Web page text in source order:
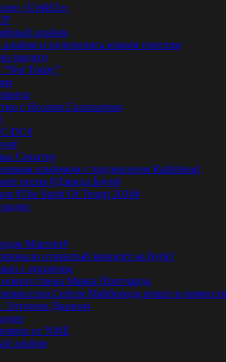
«Up&Up»
альбом
альбом и поделились новым синглом
(видео)
“Not Today”
с Ноэлем Галлахером
DC#
Синатру
альбомом с продюсером Radiohead
песня #Дэвида Боуи#
#The Spirit Of Tengri 2016#
Мартин#
открытый концерт на Кубе!
с аукциона
трека Марка Притчарда
Сергея Майборода вошел в
Элтоном Джоном
от NME
альбом